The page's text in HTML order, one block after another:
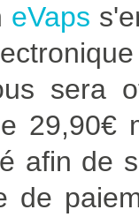
eVaps
sera
29,90€
afin de
de